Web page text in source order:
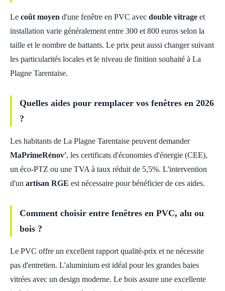
Le coût moyen d'une fenêtre en PVC avec double vitrage et
installation varie généralement entre 300 et 800 euros selon la
taille et le nombre de battants. Le prix peut aussi changer suivant
les particularités locales et le niveau de finition souhaité à La
Plagne Tarentaise.
Quelles aides pour remplacer vos fenêtres en 2026
?
Les habitants de La Plagne Tarentaise peuvent demander
MaPrimeRénov', les certificats d'économies d'énergie (CEE),
un éco-PTZ ou une TVA à taux réduit de 5,5%. L'intervention
d'un artisan RGE est nécessaire pour bénéficier de ces aides.
Comment choisir entre fenêtres en PVC, alu ou
bois ?
Le PVC offre un excellent rapport qualité-prix et ne nécessite
pas d'entretien. L'aluminium est idéal pour les grandes baies
vitrées avec un design moderne. Le bois assure une excellente